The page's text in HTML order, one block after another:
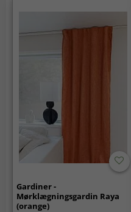
Gardiner -
Mørklægningsgardin Raya
(orange)